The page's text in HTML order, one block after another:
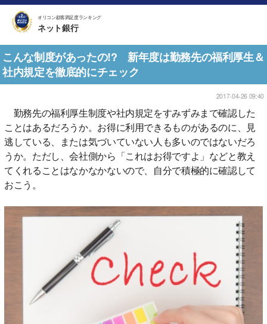
オリコン顧客満足度ランキング
ネット銀行
こんな制度があったの!? 新年度は勤務先の福利厚生＆
社内規定を徹底的にチェック
2017-04-26 09:40
勤務先の福利厚生制度や社内規定をすみずみまで確認した
ことはあるだろうか。お得に利用できるものがあるのに、見
逃している、または気づいていない人も多いのではないだろ
うか。ただし、会社側から「これはお得ですよ」などと教え
てくれることはなかなかないので、自分で積極的に確認して
おこう。